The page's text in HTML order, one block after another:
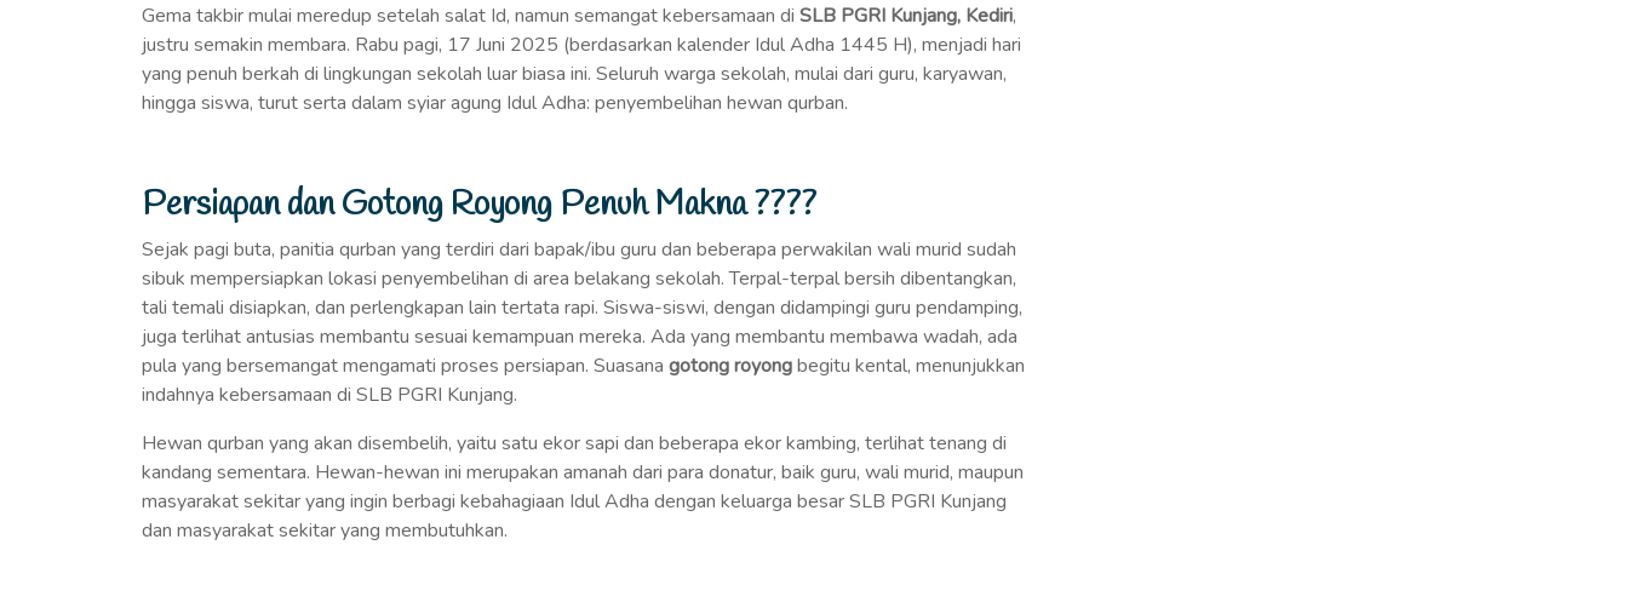
Gema takbir mulai meredup setelah salat Id, namun semangat kebersamaan di SLB PGRI Kunjang, Kediri,
justru semakin membara. Rabu pagi, 17 Juni 2025 (berdasarkan kalender Idul Adha 1445 H), menjadi hari
yang penuh berkah di lingkungan sekolah luar biasa ini. Seluruh warga sekolah, mulai dari guru, karyawan,
hingga siswa, turut serta dalam syiar agung Idul Adha: penyembelihan hewan qurban.
Persiapan dan Gotong Royong Penuh Makna ????
Sejak pagi buta, panitia qurban yang terdiri dari bapak/ibu guru dan beberapa perwakilan wali murid sudah
sibuk mempersiapkan lokasi penyembelihan di area belakang sekolah. Terpal-terpal bersih dibentangkan,
tali temali disiapkan, dan perlengkapan lain tertata rapi. Siswa-siswi, dengan didampingi guru pendamping,
juga terlihat antusias membantu sesuai kemampuan mereka. Ada yang membantu membawa wadah, ada
pula yang bersemangat mengamati proses persiapan. Suasana gotong royongbegitu kental, menunjukkan
indahnya kebersamaan di SLB PGRI Kunjang.
Hewan qurban yang akan disembelih, yaitu satu ekor sapi dan beberapa ekor kambing, terlihat tenang di
kandang sementara. Hewan-hewan ini merupakan amanah dari para donatur, baik guru, wali murid, maupun
masyarakat sekitar yang ingin berbagi kebahagiaan Idul Adha dengan keluarga besar SLB PGRI Kunjang
dan masyarakat sekitar yang membutuhkan.